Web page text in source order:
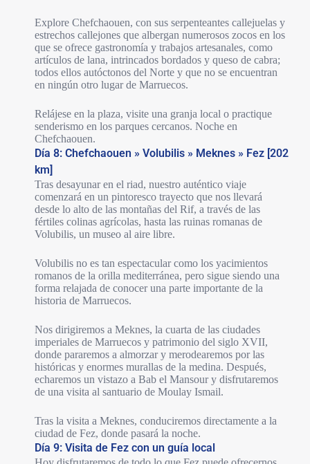
Explore Chefchaouen, con sus serpenteantes callejuelas y
estrechos callejones que albergan numerosos zocos en los
que se ofrece gastronomía y trabajos artesanales, como
artículos de lana, intrincados bordados y queso de cabra;
todos ellos autóctonos del Norte y que no se encuentran
en ningún otro lugar de Marruecos.
Relájese en la plaza, visite una granja local o practique
senderismo en los parques cercanos. Noche en
Chefchaouen.
Día 8: Chefchaouen » Volubilis » Meknes » Fez [202
km]
Tras desayunar en el riad, nuestro auténtico viaje
comenzará en un pintoresco trayecto que nos llevará
desde lo alto de las montañas del Rif, a través de las
fértiles colinas agrícolas, hasta las ruinas romanas de
Volubilis, un museo al aire libre.
Volubilis no es tan espectacular como los yacimientos
romanos de la orilla mediterránea, pero sigue siendo una
forma relajada de conocer una parte importante de la
historia de Marruecos.
Nos dirigiremos a Meknes, la cuarta de las ciudades
imperiales de Marruecos y patrimonio del siglo XVII,
donde pararemos a almorzar y merodearemos por las
históricas y enormes murallas de la medina. Después,
echaremos un vistazo a Bab el Mansour y disfrutaremos
de una visita al santuario de Moulay Ismail.
Tras la visita a Meknes, conduciremos directamente a la
ciudad de Fez, donde pasará la noche.
Día 9: Visita de Fez con un guía local